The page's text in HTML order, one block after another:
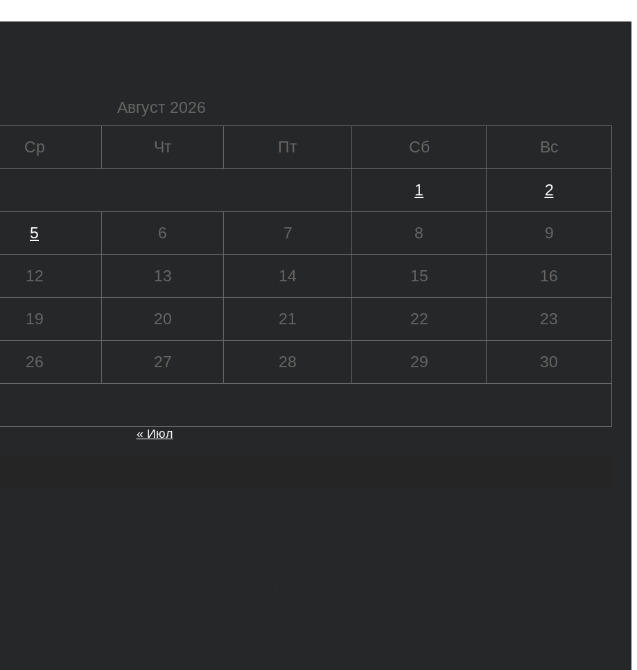
Август 2026
Ср Чт Пт Сб Вс
1 2
5 6 7 8 9
12 13 14 15 16
19 20 21 22 23
26 27 28 29 30
« Июл